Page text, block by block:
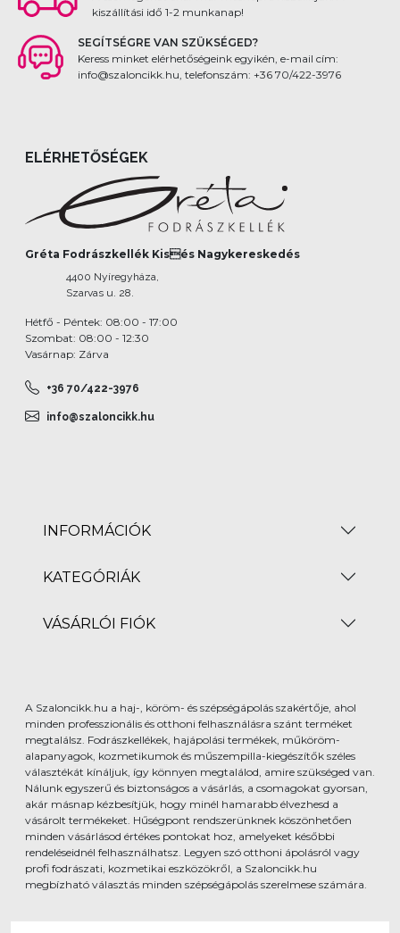
kiszállítási idő 1-2 munkanap!
SEGÍTSÉGRE VAN SZÜKSÉGED?
Keress minket elérhetőségeink egyikén, e-mail cím:
info@szaloncikk.hu, telefonszám: +36 70/422-3976
ELÉRHETŐSÉGEK
Gréta Fodrászkellék Kisés Nagykereskedés
4400 Nyíregyháza,
Szarvas u. 28.
Hétfő - Péntek: 08:00 - 17:00
Szombat: 08:00 - 12:30
Vasárnap: Zárva
+36 70/422-3976
info@szaloncikk.hu
INFORMÁCIÓK
KATEGÓRIÁK
VÁSÁRLÓI FIÓK
A Szaloncikk.hu a haj-, köröm- és szépségápolás szakértője, ahol
minden professzionális és otthoni felhasználásra szánt terméket
megtalálsz. Fodrászkellékek, hajápolási termékek, műköröm-
alapanyagok, kozmetikumok és műszempilla-kiegészítők széles
választékát kínáljuk, így könnyen megtalálod, amire szükséged van.
Nálunk egyszerű és biztonságos a vásárlás, a csomagokat gyorsan,
akár másnap kézbesítjük, hogy minél hamarabb élvezhesd a
vásárolt termékeket. Hűségpont rendszerünknek köszönhetően
minden vásárlásod értékes pontokat hoz, amelyeket későbbi
rendeléseidnél felhasználhatsz. Legyen szó otthoni ápolásról vagy
profi fodrászati, kozmetikai eszközökről, a Szaloncikk.hu
megbízható választás minden szépségápolás szerelmese számára.